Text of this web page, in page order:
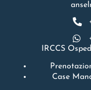
IRCCS
Case